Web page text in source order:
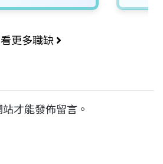
看更多職缺
才能發佈留言。